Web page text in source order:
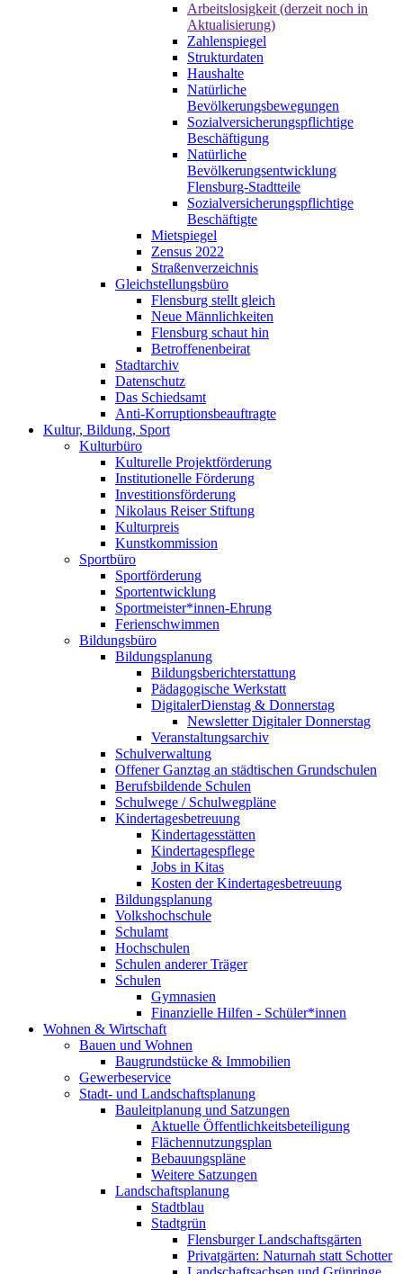
Arbeitslosigkeit (derzeit noch in
Aktualisierung)
Zahlenspiegel
Strukturdaten
Haushalte
Natürliche
Bevölkerungsbewegungen
Sozialversicherungspflichtige
Beschäftigung
Natürliche
Bevölkerungsentwicklung
Flensburg-Stadtteile
Sozialversicherungspflichtige
Beschäftigte
Mietspiegel
Zensus 2022
Straßenverzeichnis
Gleichstellungsbüro
Flensburg stellt gleich
Neue Männlichkeiten
Flensburg schaut hin
Betroffenenbeirat
Stadtarchiv
Datenschutz
Das Schiedsamt
Anti-Korruptionsbeauftragte
Kultur, Bildung, Sport
Kulturbüro
Kulturelle Projektförderung
Institutionelle Förderung
Investitionsförderung
Nikolaus Reiser Stiftung
Kulturpreis
Kunstkommission
Sportbüro
Sportförderung
Sportentwicklung
Sportmeister*innen-Ehrung
Ferienschwimmen
Bildungsbüro
Bildungsplanung
Bildungsberichterstattung
Pädagogische Werkstatt
DigitalerDienstag & Donnerstag
Newsletter Digitaler Donnerstag
Veranstaltungsarchiv
Schulverwaltung
Offener Ganztag an städtischen Grundschulen
Berufsbildende Schulen
Schulwege / Schulwegpläne
Kindertagesbetreuung
Kindertagesstätten
Kindertagespflege
Jobs in Kitas
Kosten der Kindertagesbetreuung
Bildungsplanung
Volkshochschule
Schulamt
Hochschulen
Schulen anderer Träger
Schulen
Gymnasien
Finanzielle Hilfen - Schüler*innen
Wohnen & Wirtschaft
Bauen und Wohnen
Baugrundstücke & Immobilien
Gewerbeservice
Stadt- und Landschaftsplanung
Bauleitplanung und Satzungen
Aktuelle Öffentlichkeitsbeteiligung
Flächennutzungsplan
Bebauungspläne
Weitere Satzungen
Landschaftsplanung
Stadtblau
Stadtgrün
Flensburger Landschaftsgärten
Privatgärten: Naturnah statt Schotter